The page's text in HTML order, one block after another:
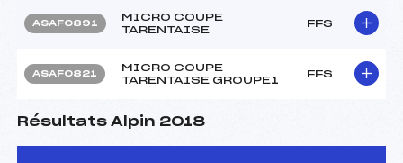
ASAF0891
MICRO COUPE
TARENTAISE
FFS
ASAF0821
MICRO COUPE
TARENTAISE GROUPE1
FFS
Résultats Alpin 2018